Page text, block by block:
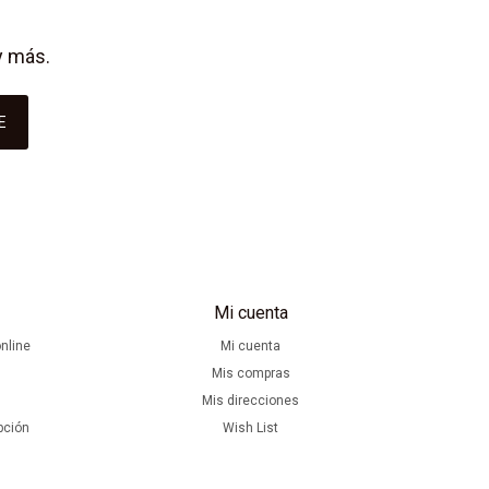
Mi cuenta
Mi cuenta
Mis compras
Mis direcciones
Wish List
más.